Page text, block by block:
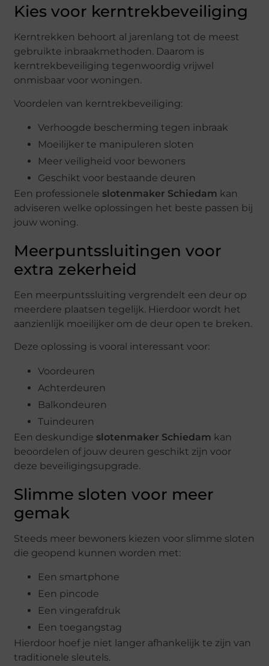
Kies voor kerntrekbeveiliging
Kerntrekken behoort al jarenlang tot de meest
gebruikte inbraakmethoden. Daarom is
kerntrekbeveiliging tegenwoordig vrijwel
onmisbaar voor woningen.
Voordelen van kerntrekbeveiliging:
Verhoogde bescherming tegen inbraak
Moeilijker te manipuleren sloten
Meer veiligheid voor bewoners
Geschikt voor bestaande deuren
Een professionele slotenmaker Schiedam kan
adviseren welke oplossingen het beste passen bij
jouw woning.
Meerpuntssluitingen voor
extra zekerheid
Een meerpuntssluiting vergrendelt een deur op
meerdere plaatsen tegelijk. Hierdoor wordt het
aanzienlijk moeilijker om de deur open te breken.
Deze oplossing is vooral interessant voor:
Voordeuren
Achterdeuren
Balkondeuren
Tuindeuren
Een deskundige slotenmaker Schiedam kan
beoordelen of jouw deuren geschikt zijn voor
deze beveiligingsupgrade.
Slimme sloten voor meer
gemak
Steeds meer bewoners kiezen voor slimme sloten
die geopend kunnen worden met:
Een smartphone
Een pincode
Een vingerafdruk
Een toegangstag
Hierdoor hoef je niet langer afhankelijk te zijn van
traditionele sleutels.